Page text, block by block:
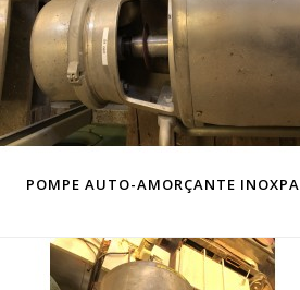
POMPE AUTO-AMORÇANTE INOXPA